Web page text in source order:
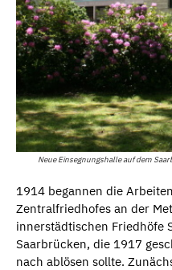
Neue Einsegnungshalle auf dem
1914 begannen die
Zentralfriedhofes an der
innerstädtischen Friedhöfe
Saarbrücken, die 1917
nach ablösen sollte.